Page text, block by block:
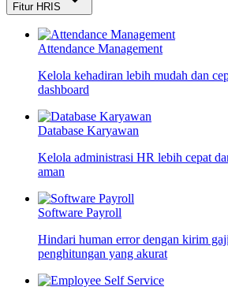
Fitur HRIS
Attendance Management
Kelola kehadiran lebih mudah dan
dashboard
Database Karyawan
Kelola administrasi HR lebih cepat
aman
Software Payroll
Hindari human error dengan kirim
penghitungan yang akurat